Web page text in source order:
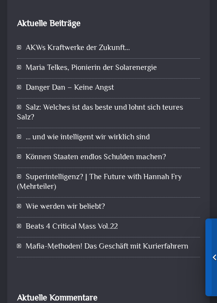
Aktuelle Beiträge
AKWs Kraftwerke der Zukunft…
Maria Telkes, Pionierin der Solarenergie
Danger Dan – Keine Angst
Salz: Welches ist das beste und lohnt sich teures
Salz?
… und wie intelligent wir wirklich sind
Können Staaten endlos Schulden machen?
Superintelligenz? | The Future with Hannah Fry
(Mehrteiler)
Wie werden wir beliebt?
Beats 4 Critical Mass Vol.22
Mafia-Methoden! Das Geschäft mit Kurierfahrern
Aktuelle Kommentare